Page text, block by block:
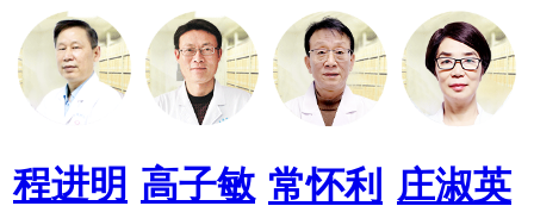
程进明 高子敏 常怀利 庄淑英